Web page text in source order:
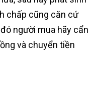
chấp cũng căn cứ
người mua hãy cẩn
và chuyển tiền